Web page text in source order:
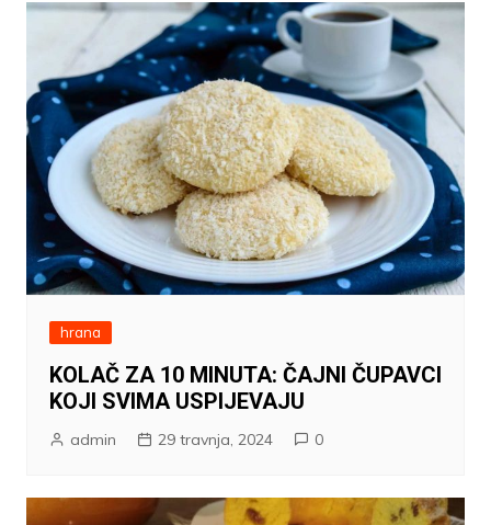
hrana
KOLAČ ZA 10 MINUTA: ČAJNI ČUPAVCI
KOJI SVIMA USPIJEVAJU
admin 29 travnja, 2024 0